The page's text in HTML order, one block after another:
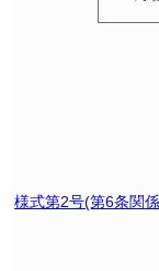
様式第2号(第6条関